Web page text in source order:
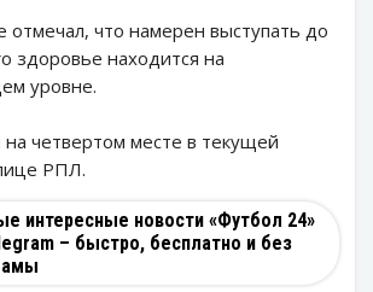
отмечал, что намерен выступать до
здоровье находится на
уровне.
на четвертом месте в текущей
РПЛ.
интересные новости «Футбол 24»
– быстро, бесплатно и без